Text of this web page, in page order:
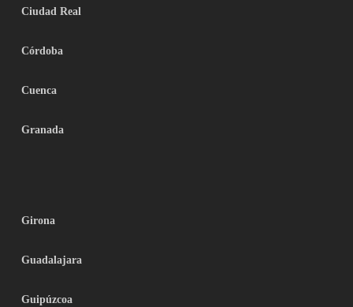
Ciudad Real
Córdoba
Cuenca
Granada
Girona
Guadalajara
Guipúzcoa